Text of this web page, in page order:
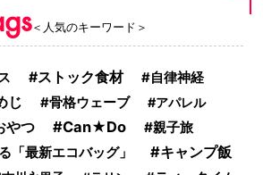
＜人気のキーワード＞
ストック食材 自律神経
じ 骨格ウェーブ
アパレル
やつ Can★Do
親子旅
「最新エコバッグ」
キャンプ飯